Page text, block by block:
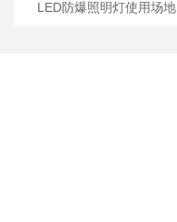
LED防爆照明灯使用场地